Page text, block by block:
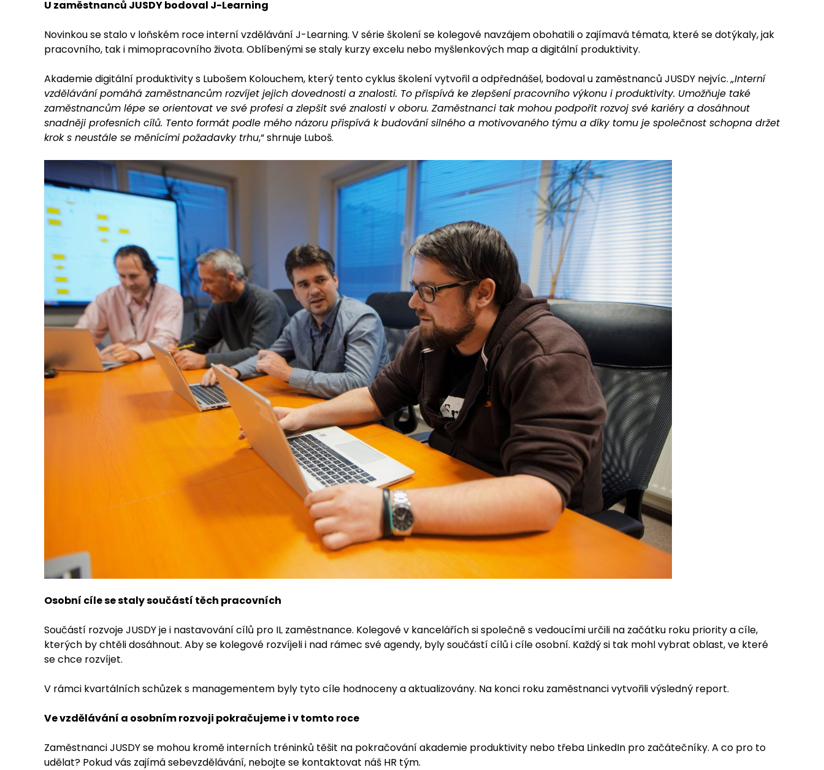
U zaměstnanců JUSDY bodoval J-Learning
Novinkou se stalo v loňském roce interní vzdělávání J-Learning. V série školení se kolegové navzájem obohatili o zajímavá témata, které se dotýkaly, jak
pracovního, tak i mimopracovního života. Oblíbenými se staly kurzy excelu nebo myšlenkových map a digitální produktivity.
Akademie digitální produktivity s Lubošem Kolouchem, který tento cyklus školení vytvořil a odpřednášel, bodoval u zaměstnanců JUSDY nejvíc.„Interní
vzdělávání pomáhá zaměstnancům rozvíjet jejich dovednosti a znalosti. To přispívá ke zlepšení pracovního výkonu i produktivity. Umožňuje také
zaměstnancům lépe se orientovat ve své profesi a zlepšit své znalosti v oboru. Zaměstnanci tak mohou podpořit rozvoj své kariéry a dosáhnout
snadněji profesních cílů. Tento formát podle mého názoru přispívá k budování silného a motivovaného týmu a díky tomu je společnost schopna držet
krok s neustále se měnícími požadavky trhu,“ shrnuje Luboš.
Osobní cíle se staly součástí těch pracovních
Součástí rozvoje JUSDY je i nastavování cílů pro IL zaměstnance. Kolegové v kancelářích si společně s vedoucími určili na začátku roku priority a cíle,
kterých by chtěli dosáhnout. Aby se kolegové rozvíjeli i nad rámec své agendy, byly součástí cílů i cíle osobní. Každý si tak mohl vybrat oblast, ve které
se chce rozvíjet.
V rámci kvartálních schůzek s managementem byly tyto cíle hodnoceny a aktualizovány. Na konci roku zaměstnanci vytvořili výsledný report.
Ve vzdělávání a osobním rozvoji pokračujeme i v tomto roce
Zaměstnanci JUSDY se mohou kromě interních tréninků těšit na pokračování akademie produktivity nebo třeba LinkedIn pro začátečníky. A co pro to
udělat? Pokud vás zajímá sebevzdělávání, nebojte se kontaktovat náš HR tým.